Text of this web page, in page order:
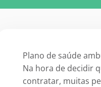
Plano de saúde
Na hora de decidir
contratar, muitas